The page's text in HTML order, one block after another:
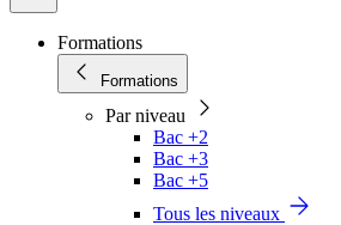
Formations
Formations
Par niveau
Bac +2
Bac +3
Bac +5
Tous les niveaux